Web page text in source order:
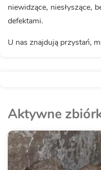
niewidzące, niesłyszące,
defektami.
U nas znajdują przystań,
Aktywne